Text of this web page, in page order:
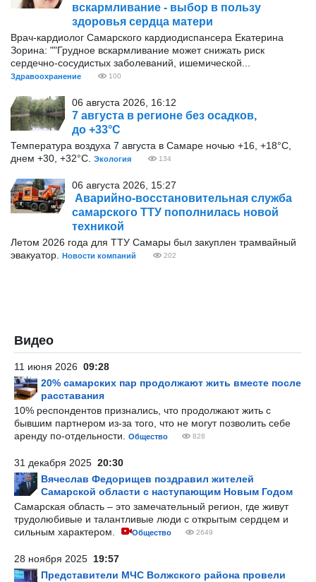
вскармливание - выбор в пользу
здоровья сердца матери
Врач-кардиолог Самарского кардиодиспансера Екатерина
Зорина: ""Грудное вскармливание может снижать риск
сердечно-сосудистых заболеваний, ишемической...
Здравоохранение 100
06 августа 2026, 16:12
7 августа в регионе без осадков,
до +33°С
Температура воздуха 7 августа в Самаре ночью +16, +18°С,
днем +30, +32°С.
Экология 134
06 августа 2026, 15:27
Аварийно-восстановительная служба
самарского ТТУ пополнилась новой
техникой
Летом 2026 года для ТТУ Самары был закуплен трамвайный
эвакуатор.
Новости компаний 202
Видео
11 июня 2026 09:28
20% самарских пар продолжают жить вместе после
расставания
10% респондентов признались, что продолжают жить с
бывшим партнером из-за того, что не могут позволить себе
аренду по-отдельности.
Общество 828
31 декабря 2025 20:30
Вячеслав Федорищев поздравил жителей
Самарской области с наступающим Новым Годом
Самарская область – это замечательный регион, где живут
трудолюбивые и талантливые люди с открытым сердцем и
сильным характером.
Общество 2649
28 ноября 2025 19:57
Представители МЧС Волжского района провели